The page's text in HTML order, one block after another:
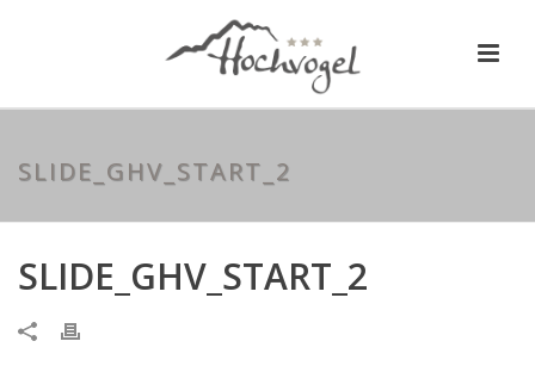
SLIDE_GHV_START_2
SLIDE_GHV_START_2